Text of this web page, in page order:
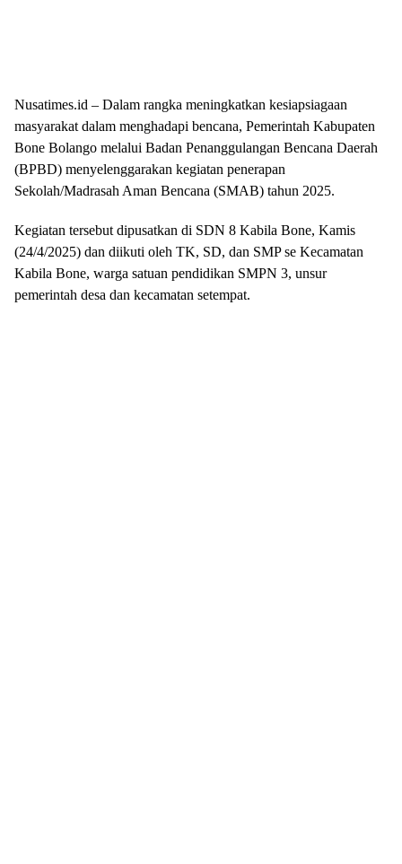
Nusatimes.id – Dalam rangka meningkatkan kesiapsiagaan
masyarakat dalam menghadapi bencana, Pemerintah Kabupaten
Bone Bolango melalui Badan Penanggulangan Bencana Daerah
(BPBD) menyelenggarakan kegiatan penerapan
Sekolah/Madrasah Aman Bencana (SMAB) tahun 2025.
Kegiatan tersebut dipusatkan di SDN 8 Kabila Bone, Kamis
(24/4/2025) dan diikuti oleh TK, SD, dan SMP se Kecamatan
Kabila Bone, warga satuan pendidikan SMPN 3, unsur
pemerintah desa dan kecamatan setempat.